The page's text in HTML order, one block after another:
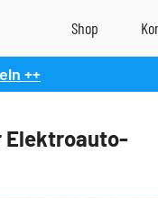
++
Elektroauto-